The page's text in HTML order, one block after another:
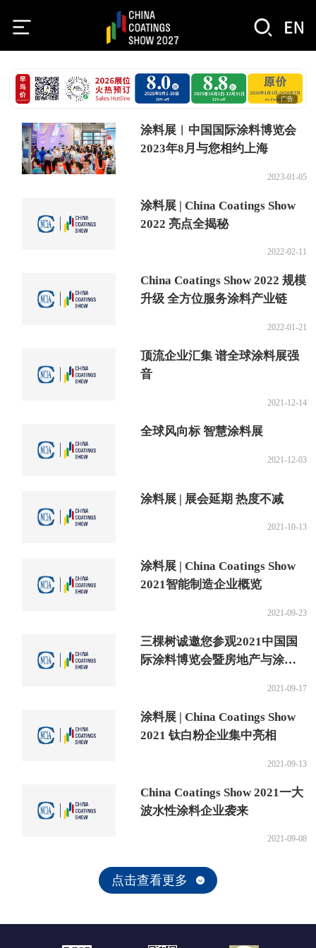
广告
涂料展︱中国国际涂料博览会
2023年8月与您相约上海
2023-01-05
涂料展 | China Coatings Show
2022 亮点全揭秘
2022-02-11
China Coatings Show 2022 规模
升级 全方位服务涂料产业链
2022-01-21
顶流企业汇集 谱全球涂料展强
音
2021-12-14
全球风向标 智慧涂料展
2021-12-03
涂料展 | 展会延期 热度不减
2021-10-13
涂料展 | China Coatings Show
2021智能制造企业概览
2021-09-23
三棵树诚邀您参观2021中国国
际涂料博览会暨房地产与涂装
2021-09-17
涂料展 | China Coatings Show
2021 钛白粉企业集中亮相
2021-09-13
China Coatings Show 2021一大
波水性涂料企业袭来
2021-09-08
点击查看更多